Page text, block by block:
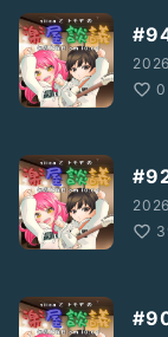
#歌ってみた
#女性トーカー #
#裏話#siicaとト
0